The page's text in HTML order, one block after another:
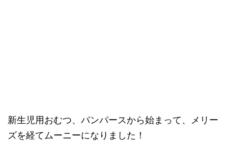
新生児用おむつ、パンパースから始まって、メリー
ズを経てムーニーになりました！